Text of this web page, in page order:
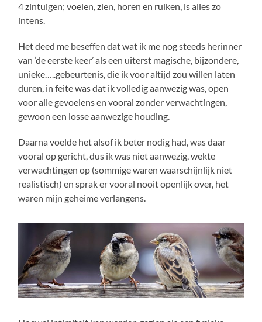
4 zintuigen; voelen, zien, horen en ruiken, is alles zo
intens.
Het deed me beseffen dat wat ik me nog steeds herinner
van ‘de eerste keer’ als een uiterst magische, bijzondere,
unieke…..gebeurtenis, die ik voor altijd zou willen laten
duren, in feite was dat ik volledig aanwezig was, open
voor alle gevoelens en vooral zonder verwachtingen,
gewoon een losse aanwezige houding.
Daarna voelde het alsof ik beter nodig had, was daar
vooral op gericht, dus ik was niet aanwezig, wekte
verwachtingen op (sommige waren waarschijnlijk niet
realistisch) en sprak er vooral nooit openlijk over, het
waren mijn geheime verlangens.